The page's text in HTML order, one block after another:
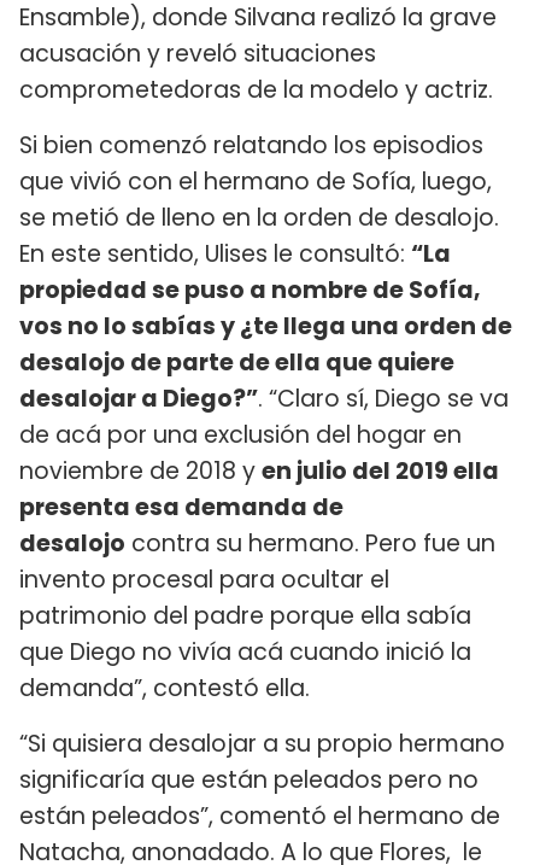
Ensamble), donde Silvana realizó la grave
acusación y reveló situaciones
comprometedoras de la modelo y actriz.
Si bien comenzó relatando los episodios
que vivió con el hermano de Sofía, luego,
se metió de lleno en la orden de desalojo.
En este sentido, Ulises le consultó: “La
propiedad se puso a nombre de Sofía,
vos no lo sabías y ¿te llega una orden de
desalojo de parte de ella que quiere
desalojar a Diego?”. “Claro sí, Diego se va
de acá por una exclusión del hogar en
noviembre de 2018 yen julio del 2019 ella
presenta esa demanda de
desalojo contra su hermano. Pero fue un
invento procesal para ocultar el
patrimonio del padre porque ella sabía
que Diego no vivía acá cuando inició la
demanda”, contestó ella.
“Si quisiera desalojar a su propio hermano
significaría que están peleados pero no
están peleados”, comentó el hermano de
Natacha, anonadado. A lo que Flores, le